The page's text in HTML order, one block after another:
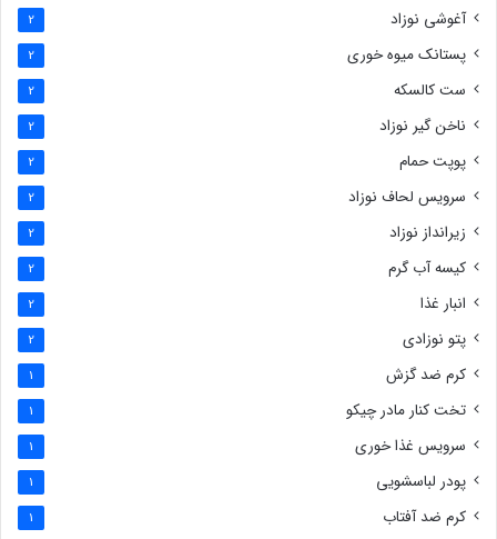
آغوشی نوزاد 2
پستانک میوه خوری 2
ست کالسکه 2
ناخن گیر نوزاد 2
پوپت حمام 2
سرویس لحاف نوزاد 2
زیرانداز نوزاد 2
کیسه آب گرم 2
انبار غذا 2
پتو نوزادی 2
کرم ضد گزش 1
تخت کنار مادر چیکو 1
سرویس غذا خوری 1
پودر لباسشویی 1
کرم ضد آفتاب 1